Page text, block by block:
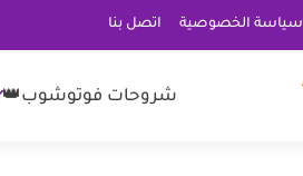
سياسة الخصوصية اتصل بنا
شروحات فوتوشوب👑